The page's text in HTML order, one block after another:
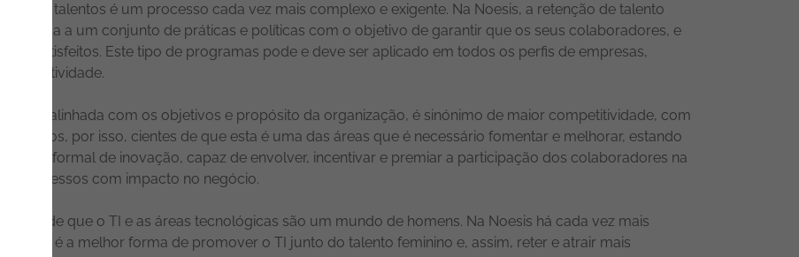
talentos é um processo cada vez mais complexo e exigente. Na Noesis, a retenção de talento
a um conjunto de práticas e políticas com o objetivo de garantir que os seus colaboradores, e
satisfeitos. Este tipo de programas pode e deve ser aplicado em todos os perfis de empresas,
de atividade.
e alinhada com os objetivos e propósito da organização, é sinónimo de maior competitividade, com
Estamos, por isso, cientes de que esta é uma das áreas que é necessário fomentar e melhorar, estando
formal de inovação, capaz de envolver, incentivar e premiar a participação dos colaboradores na
processos com impacto no negócio.
ideia de que o TI e as áreas tecnológicas são um mundo de homens. Na Noesis há cada vez mais
esta é a melhor forma de promover o TI junto do talento feminino e, assim, reter e atrair mais